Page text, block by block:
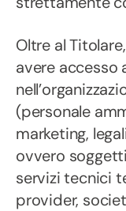
Oltre al
avere
(personale
marketing,
ovvero
servizi tecnici
provider,